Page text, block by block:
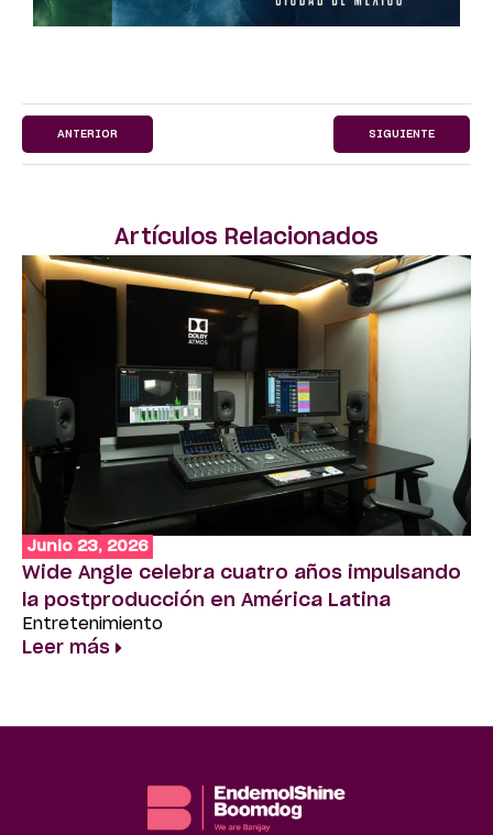
ANTERIOR SIGUIENTE
Artículos Relacionados
Junio 23, 2026
Wide Angle celebra cuatro años impulsando
la postproducción en América Latina
Entretenimiento
Leer más